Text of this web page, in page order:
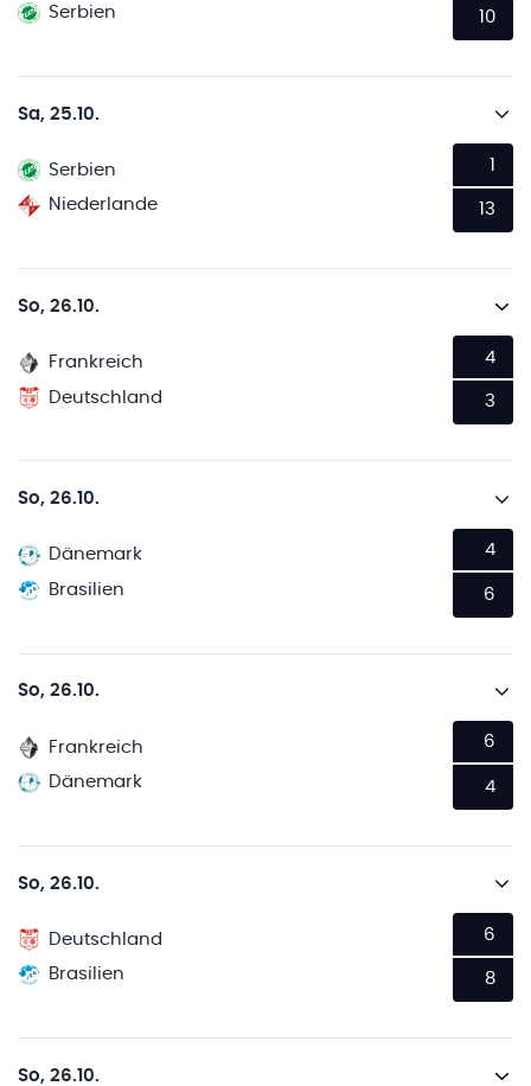
Serbien
10
Sa, 25.10.
Serbien
Niederlande
1
13
So, 26.10.
Frankreich
Deutschland
4
3
So, 26.10.
Dänemark
Brasilien
4
6
So, 26.10.
Frankreich
Dänemark
6
4
So, 26.10.
Deutschland
Brasilien
6
8
So, 26.10.